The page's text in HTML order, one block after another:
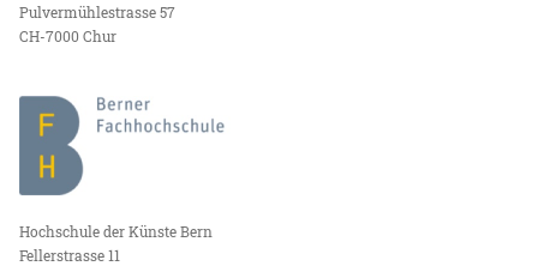
Pulvermühlestrasse 57
CH-7000 Chur
Hochschule der Künste Bern
Fellerstrasse 11